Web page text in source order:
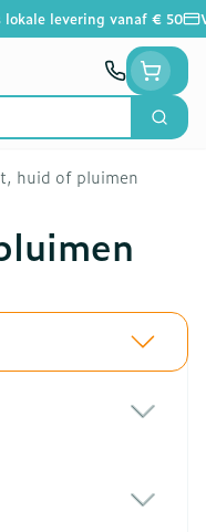
lokale levering vanaf € 50
Zoek
huid of pluimen